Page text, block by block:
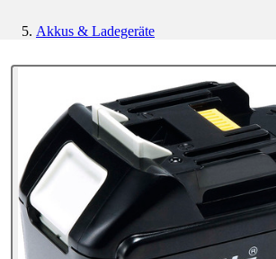
Akkus & Ladegeräte